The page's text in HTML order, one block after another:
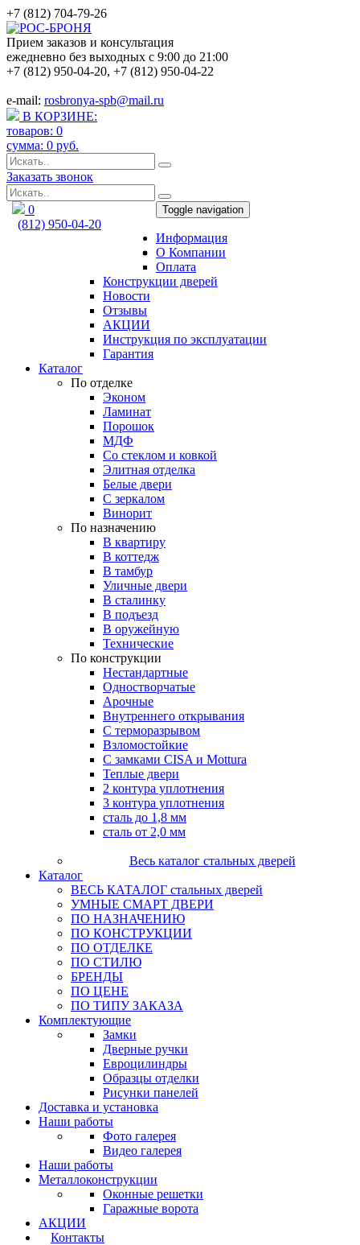
+7 (812) 704-79-26
Прием заказов и консультация
ежедневно без выходных с 9:00 до 21:00
+7 (812) 950-04-20, +7 (812) 950-04-22
e-mail: rosbronya-spb@mail.ru
В КОРЗИНЕ:
товаров: 0
сумма: 0 руб.
Заказать звонок
0
(812) 950-04-20
rosbronya-spb@mail.ru
Toggle navigation
Информация
О Компании
Оплата
Конструкции дверей
Новости
Отзывы
АКЦИИ
Инструкция по эксплуатации
Гарантия
Каталог
По отделке
Эконом
Ламинат
Порошок
МДФ
Со стеклом и ковкой
Элитная отделка
Белые двери
С зеркалом
Винорит
По назначению
В квартиру
В коттедж
В тамбур
Уличные двери
В сталинку
В подъезд
В оружейную
Технические
По конструкции
Нестандартные
Одностворчатые
Арочные
Внутреннего открывания
С терморазрывом
Взломостойкие
С замками CISA и Mottura
Теплые двери
2 контура уплотнения
3 контура уплотнения
сталь до 1,8 мм
сталь от 2,0 мм
Весь каталог стальных дверей
Каталог
ВЕСЬ КАТАЛОГ стальных дверей
УМНЫЕ СМАРТ ДВЕРИ
ПО НАЗНАЧЕНИЮ
ПО КОНСТРУКЦИИ
ПО ОТДЕЛКЕ
ПО СТИЛЮ
БРЕНДЫ
ПО ЦЕНЕ
ПО ТИПУ ЗАКАЗА
Комплектующие
Замки
Дверные ручки
Евроцилиндры
Образцы отделки
Рисунки панелей
Доставка и установка
Наши работы
Фото галерея
Видео галерея
Наши работы
Металлоконструкции
Оконные решетки
Гаражные ворота
АКЦИИ
Контакты